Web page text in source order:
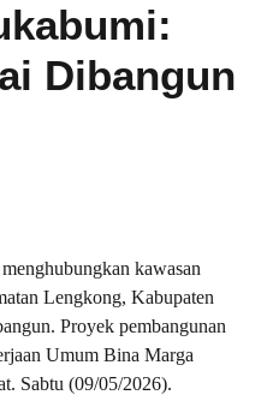
Dibangun
kawasan
Lengkong, Kabupaten
Proyek pembangunan
Umum Bina Marga
Sabtu (09/05/2026).